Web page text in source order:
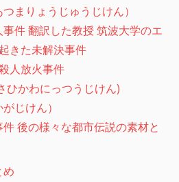
まりょうじゅうじけん）
件 翻訳した教授 筑波大学のエ
きた未解決事件
人放火事件
ひかわにっつうじけん)
じけん）
後の様々な都市伝説の素材と
め